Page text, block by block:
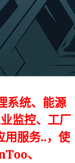
系统、能源
监控、 工厂
服务..，使
、